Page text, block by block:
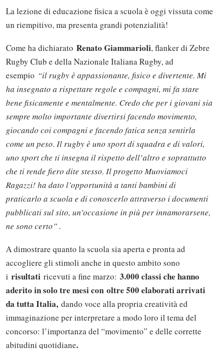
La lezione di educazione fisica a scuola è oggi vissuta come
un riempitivo, ma presenta grandi potenzialità!
Come ha dichiarato Renato Giammarioli, flanker di Zebre
Rugby Club e della Nazionale Italiana Rugby, ad
esempio “il rugby è appassionante, fisico e divertente. Mi
ha insegnato a rispettare regole e compagni, mi fa stare
bene fisicamente e mentalmente. Credo che per i giovani sia
sempre molto importante divertirsi facendo movimento,
giocando coi compagni e facendo fatica senza sentirla
come un peso. Il rugby è uno sport di squadra e di valori,
uno sport che ti insegna il rispetto dell’altro e soprattutto
che ti rende fiero dite stesso. Il progetto Muoviamoci
Ragazzi! ha dato l’opportunità a tanti bambini di
praticarlo a scuola e di conoscerlo attraverso i documenti
pubblicati sul sito, un’occasione in più per innamorarsene,
ne sono certo” .
A dimostrare quanto la scuola sia aperta e pronta ad
accogliere gli stimoli anche in questo ambito sono
i risultati ricevuti a fine marzo: 3.000 classi che hanno
aderito in solo tre mesi con oltre 500 elaborati arrivati
da tutta Italia, dando voce alla propria creatività ed
immaginazione per interpretare a modo loro il tema del
concorso: l’importanza del “movimento” e delle corrette
abitudini quotidiane.